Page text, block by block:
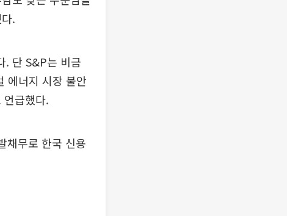
.
. 단 S&P는 비금
에너지 시장 불안
언급했다.
채무로 한국 신용